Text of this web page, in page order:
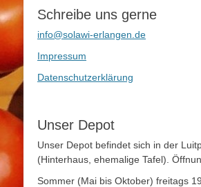
Schreibe uns gerne
info@solawi-erlangen.de
Impressum
Datenschutzerklärung
Unser Depot
Unser Depot befindet sich in der
(Hinterhaus, ehemalige Tafel).
Sommer (Mai bis Oktober) freitags